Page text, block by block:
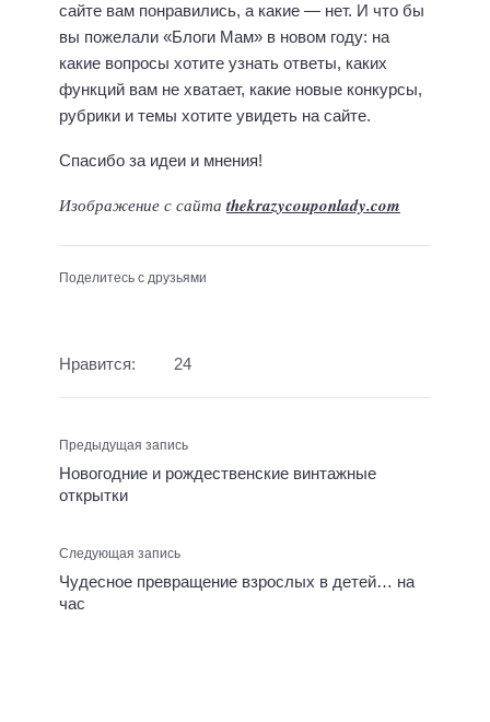
сайте вам понравились, а какие — нет. И что бы
вы пожелали «Блоги Мам» в новом году: на
какие вопросы хотите узнать ответы, каких
функций вам не хватает, какие новые конкурсы,
рубрики и темы хотите увидеть на сайте.
Спасибо за идеи и мнения!
Изображение с сайта thekrazycouponlady.com
Поделитесь с друзьями
Нравится: 24
Предыдущая запись
Новогодние и рождественские винтажные
открытки
Следующая запись
Чудесное превращение взрослых в детей… на
час